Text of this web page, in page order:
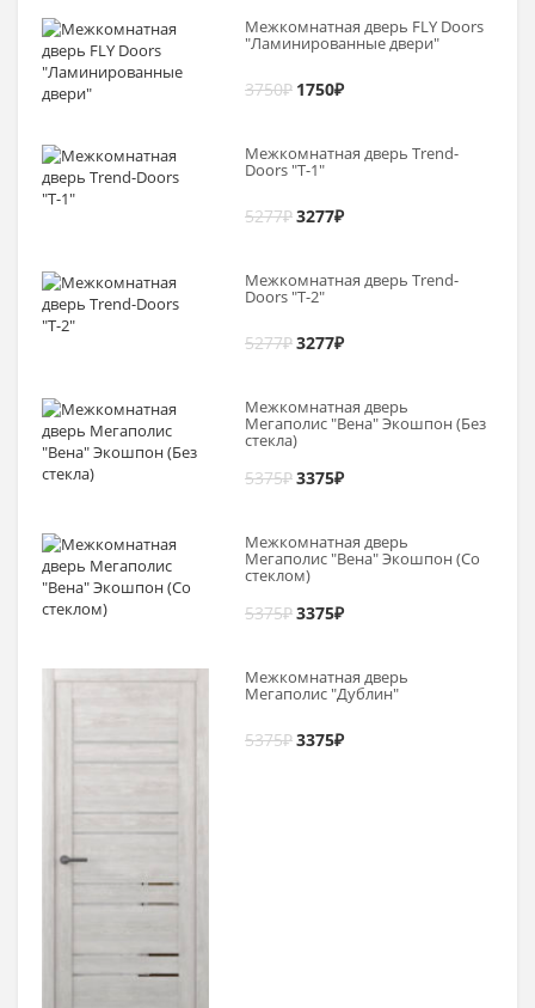
Межкомнатная дверь FLY Doors
"Ламинированные двери"
3750₽ 1750₽
Межкомнатная дверь Trend-
Doоrs "Т-1"
5277₽3277₽
Межкомнатная дверь Trend-
Doоrs "Т-2"
5277₽3277₽
Межкомнатная дверь
Мегаполис "Вена" Экошпон (Без
стекла)
5375₽3375₽
Межкомнатная дверь
Мегаполис "Вена" Экошпон (Со
стеклом)
5375₽3375₽
Межкомнатная дверь
Мегаполис "Дублин"
5375₽3375₽